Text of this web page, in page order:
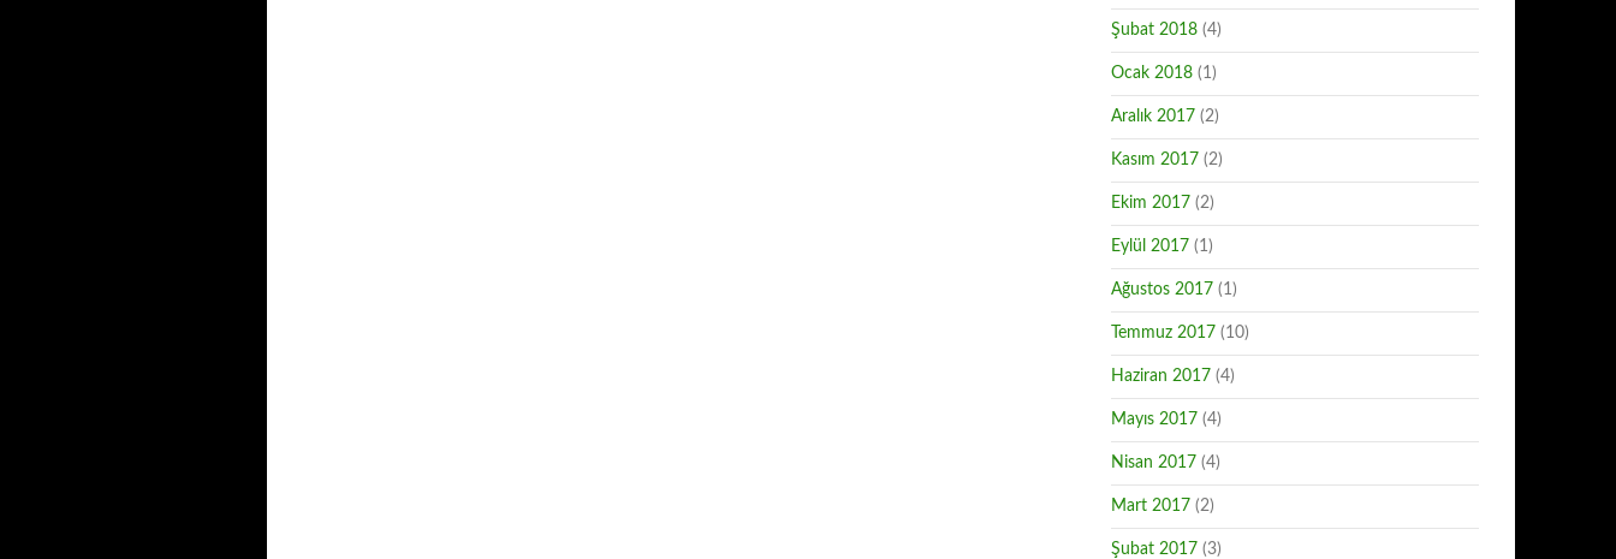
Şubat 2018 (4)
Ocak 2018 (1)
Aralık 2017 (2)
Kasım 2017 (2)
Ekim 2017 (2)
Eylül 2017 (1)
Ağustos 2017 (1)
Temmuz 2017 (10)
Haziran 2017 (4)
Mayıs 2017 (4)
Nisan 2017 (4)
Mart 2017 (2)
Şubat 2017 (3)